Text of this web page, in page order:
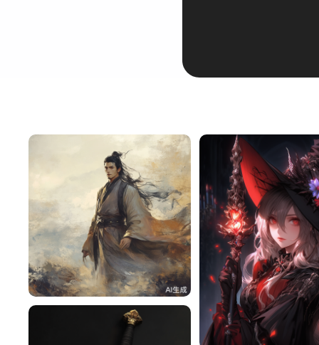
迪dι. 104
Suo